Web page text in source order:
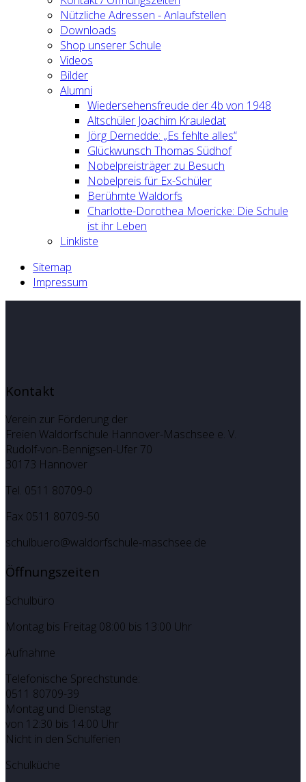
Nützliche Adressen - Anlaufstellen
Downloads
Shop unserer Schule
Videos
Bilder
Alumni
Wiedersehensfreude der 4b von 1948
Altschüler Joachim Krauledat
Jörg Dernedde: „Es fehlte alles“
Glückwunsch Thomas Südhof
Nobelpreisträger zu Besuch
Nobelpreis für Ex-Schüler
Berühmte Waldorfs
Charlotte-Dorothea Moericke: Die Schule
ist ihr Leben
Linkliste
Sitemap
Impressum
Kontakt
Verein zur Förderung der
Freien Waldorfschule Hannover-Maschsee e. V.
Rudolf-von-Bennigsen-Ufer 70
30173 Hannover
Tel. 0511 80709-0
Fax 0511 80709-50
schulbuero@waldorfschule-maschsee.de
Öffnungszeiten
Schulbüro
Montag bis Freitag 08:00 bis 13:00 Uhr
Aufnahme
Telefonische Sprechstunde:
0511 80709-39
Montag und Dienstag
von 12:30 bis 14:00 Uhr
Nicht in den Schulferien
Schulküche